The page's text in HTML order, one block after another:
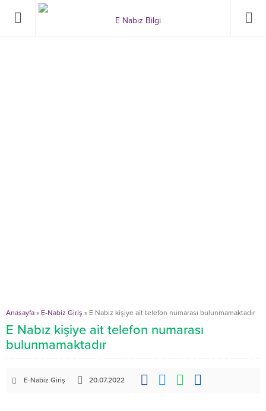
Anasayfa » E-Nabiz Giriş » E Nabız kişiye ait telefon numarası bulunmamaktadır
E Nabız kişiye ait telefon numarası
bulunmamaktadır
E-Nabiz Giriş 20.07.2022